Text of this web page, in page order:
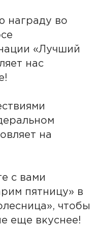
награду во
«Лучший
нас
на
с вами
пятницу» в
чтобы
еще вкуснее!